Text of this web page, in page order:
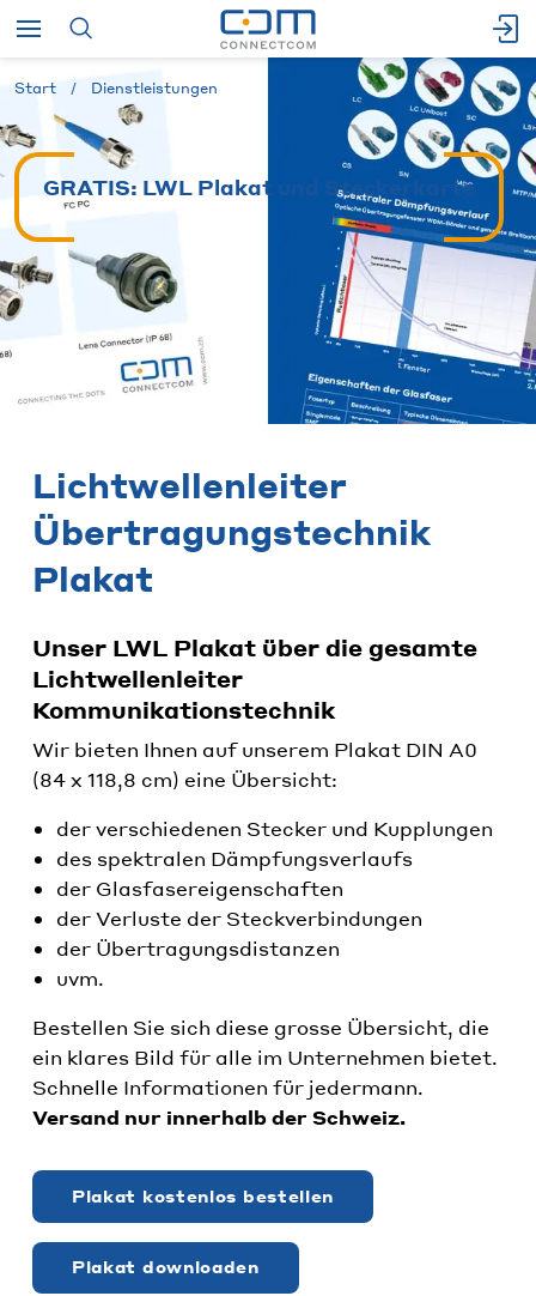
Start Dienstleistungen
GRATIS: LWL Plakat und Steckerkarte
Lichtwellenleiter
Übertragungstechnik
Plakat
Unser LWL Plakat über die gesamte
Lichtwellenleiter
Kommunikationstechnik
Wir bieten Ihnen auf unserem Plakat DIN A0
(84 x 118,8 cm) eine Übersicht:
der verschiedenen Stecker und Kupplungen
des spektralen Dämpfungsverlaufs
der Glasfasereigenschaften
der Verluste der Steckverbindungen
der Übertragungsdistanzen
uvm.
Bestellen Sie sich diese grosse Übersicht, die
ein klares Bild für alle im Unternehmen bietet.
Schnelle Informationen für jedermann.
Versand nur innerhalb der Schweiz.
Plakat kostenlos bestellen
Plakat downloaden